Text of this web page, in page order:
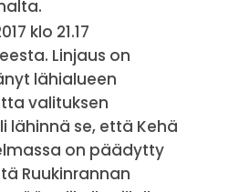
klo 21.17
Linjaus on
lähialueen
valituksen
lähinnä se, että Kehä
on päädytty
Ruukinrannan